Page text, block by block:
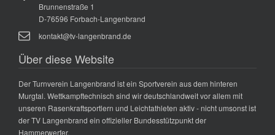
Brunnenstraße 1
D-76596 Forbach-Langenbrand
kontakt@tv-langenbrand.de
Über diese Website
Der Turnverein Langenbrand ist ein Sportverein aus dem hinteren
Murgtal. Wettkampftechnisch sind wir deutschlandweit vor allem mit
unseren Rasenkraftsportlern und Leichtathleten aktiv - nicht umsonst ist
der TV Langenbrand ein offizieller Bundesstützpunkt der
Hammerwerfer.